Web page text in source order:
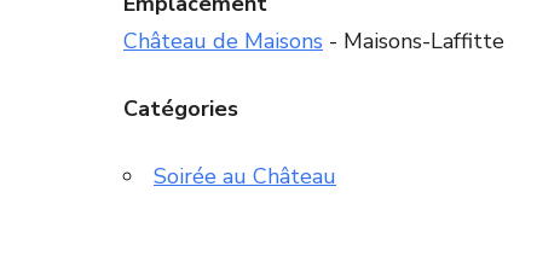
Château de Maisons - Maisons-Laffitte
Catégories
Soirée au Château